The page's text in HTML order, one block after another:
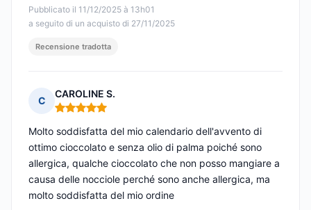
Pubblicato il 11/12/2025 à 13h01
a seguito di un acquisto di 27/11/2025
Recensione tradotta
C
CAROLINE S.
Nota: 5 su 5
Molto soddisfatta del mio calendario dell'avvento di
ottimo cioccolato e senza olio di palma poiché sono
allergica, qualche cioccolato che non posso mangiare a
causa delle nocciole perché sono anche allergica, ma
molto soddisfatta del mio ordine